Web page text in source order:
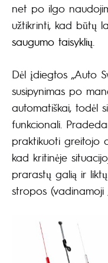
net po ilgo
užtikrinti, kad būtų
saugumo taisyklių
Dėl įdiegtos „Auto
susipynimas po
automatiškai, todėl
funkcionali.
praktikuoti greitojo
kad kritinėje
prarastų galią ir
stropos (vadinamoji